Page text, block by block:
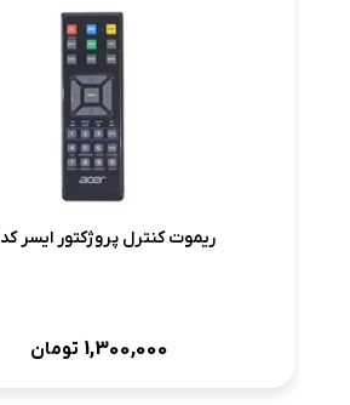
ریموت کنترل پروژکتور ایسر کد 1
1,300,000 تومان